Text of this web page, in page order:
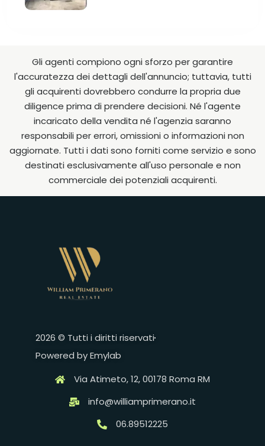
Gli agenti compiono ogni sforzo per garantire
l'accuratezza dei dettagli dell'annuncio; tuttavia, tutti
gli acquirenti dovrebbero condurre la propria due
diligence prima di prendere decisioni. Né l'agente
incaricato della vendita né l'agenzia saranno
responsabili per errori, omissioni o informazioni non
aggiornate. Tutti i dati sono forniti come servizio e sono
destinati esclusivamente all'uso personale e non
commerciale dei potenziali acquirenti.
2026 © Tutti i diritti riservati
Powered by Emylab
Via Atimeto, 12, 00178 Roma RM
info@williamprimerano.it
06.89512225